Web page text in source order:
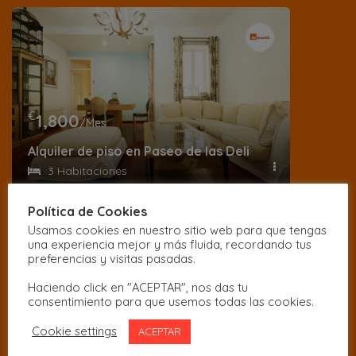
€1,800/Mes
Alquiler de piso en Paseo de las Delicias
3 Habitaciones
€1,800
Política de Cookies
Usamos cookies en nuestro sitio web para que tengas
una experiencia mejor y más fluida, recordando tus
preferencias y visitas pasadas.
Haciendo click en "ACEPTAR", nos das tu
consentimiento para que usemos todas las cookies.
Cookie settings
ACEPTAR